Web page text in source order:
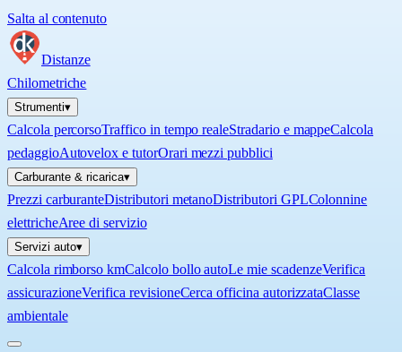
Salta al contenuto
Distanze
Chilometriche
Strumenti▾
Calcola percorsoTraffico in tempo realeStradario e mappeCalcola
pedaggioAutovelox e tutorOrari mezzi pubblici
Carburante & ricarica▾
Prezzi carburanteDistributori metanoDistributori GPLColonnine
elettricheAree di servizio
Servizi auto▾
Calcola rimborso kmCalcolo bollo autoLe mie scadenzeVerifica
assicurazioneVerifica revisioneCerca officina autorizzataClasse
ambientale